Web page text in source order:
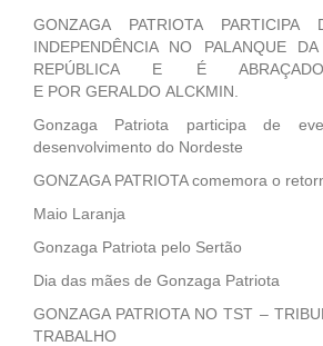
GONZAGA PATRIOTA
INDEPENDÊNCIA NO PALANQUE
REPÚBLICA E É
E POR GERALDO ALCKMIN.
Gonzaga Patriota participa de
desenvolvimento do Nordeste
GONZAGA PATRIOTA comemora o
Maio Laranja
Gonzaga Patriota pelo Sertão
Dia das mães de Gonzaga Patriota
GONZAGA PATRIOTA NO TST –
TRABALHO